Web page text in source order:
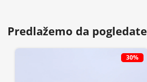
Predlažemo da pogledate
30%